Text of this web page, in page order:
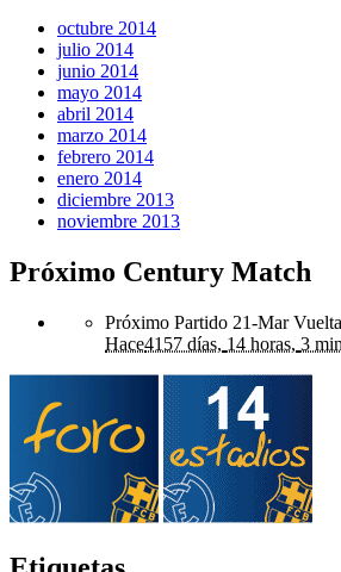
octubre 2014
julio 2014
junio 2014
mayo 2014
abril 2014
marzo 2014
febrero 2014
enero 2014
diciembre 2013
noviembre 2013
Próximo Century Match
Próximo Partido 21-Mar
Hace4157 días, 14 horas, 3